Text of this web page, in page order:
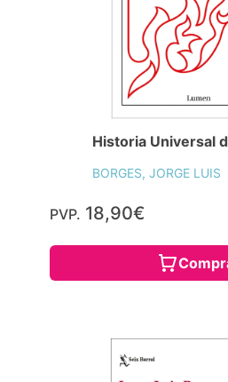
Historia Universal
BORGES, JORGE LUIS
PVP. 18,90€